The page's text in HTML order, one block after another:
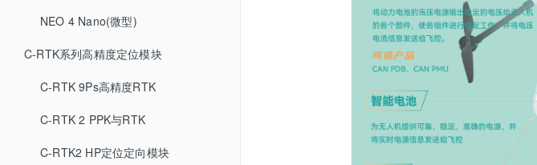
NEO 4 Nano(微型)
C-RTK系列高精度定位模块
C-RTK 9Ps高精度RTK
C-RTK 2 PPK与RTK
C-RTK2 HP定位定向模块